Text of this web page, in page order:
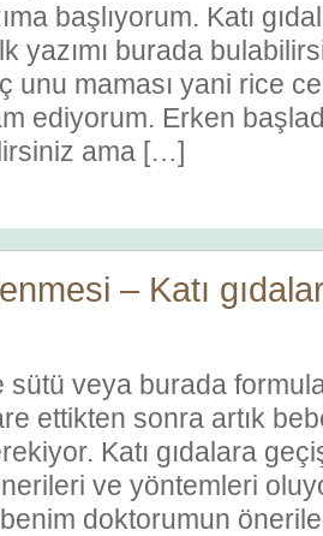
başlıyorum. Katı
yazımı burada
unu maması yani rice
ediyorum. Erken
ama […]
– Katı
sütü veya burada
ettikten sonra artık
Katı gıdalara
ve yöntemleri
doktorumun